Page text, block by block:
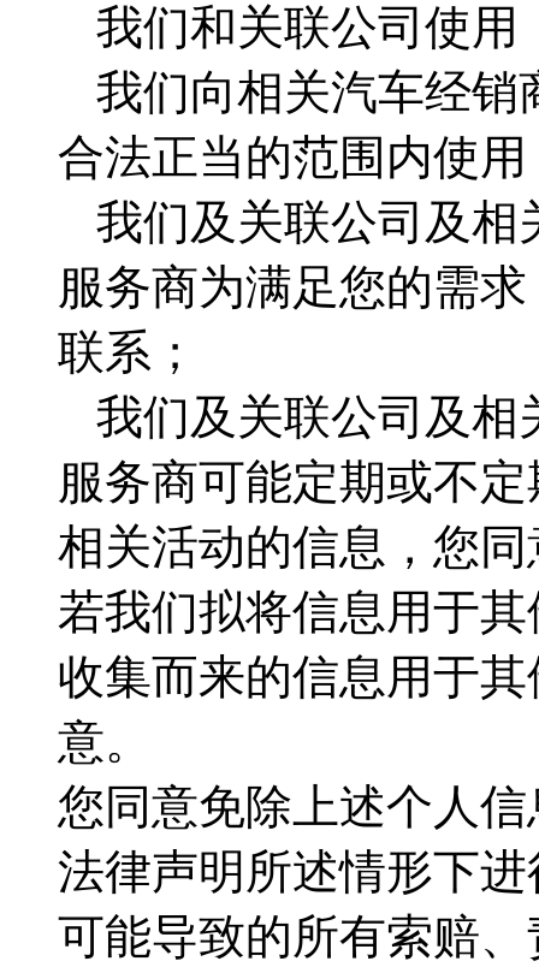
我们和关联公司使用
我们向相关汽车经销
合法正当的范围内使用
我们及关联公司及相
服务商为满足您的需
联系；
我们及关联公司及相
服务商可能定期或不
相关活动的信息，您
若我们拟将信息用于
收集而来的信息用于
意。
您同意免除上述个人
法律声明所述情形下
可能导致的所有索赔